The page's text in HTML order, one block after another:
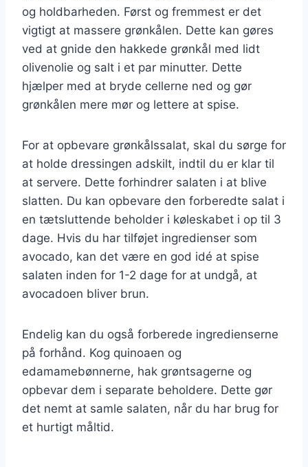
og holdbarheden. Først og fremmest er det
vigtigt at massere grønkålen. Dette kan gøres
ved at gnide den hakkede grønkål med lidt
olivenolie og salt i et par minutter. Dette
hjælper med at bryde cellerne ned og gør
grønkålen mere mør og lettere at spise.
For at opbevare grønkålssalat, skal du sørge for
at holde dressingen adskilt, indtil du er klar til
at servere. Dette forhindrer salaten i at blive
slatten. Du kan opbevare den forberedte salat i
en tætsluttende beholder i køleskabet i op til 3
dage. Hvis du har tilføjet ingredienser som
avocado, kan det være en god idé at spise
salaten inden for 1-2 dage for at undgå, at
avocadoen bliver brun.
Endelig kan du også forberede ingredienserne
på forhånd. Kog quinoaen og
edamamebønnerne, hak grøntsagerne og
opbevar dem i separate beholdere. Dette gør
det nemt at samle salaten, når du har brug for
et hurtigt måltid.